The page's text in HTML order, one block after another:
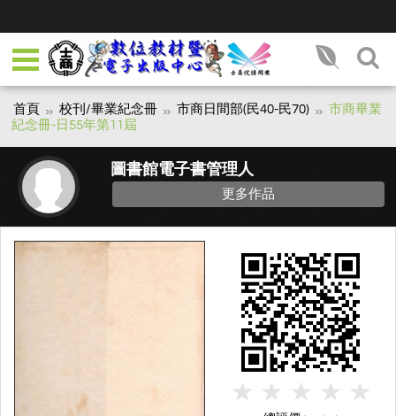
首頁 校刊/畢業紀念冊 市商日間部(民40-民70)
市商畢業
紀念冊-日55年第11屆
圖書館電子書管理人
更多作品